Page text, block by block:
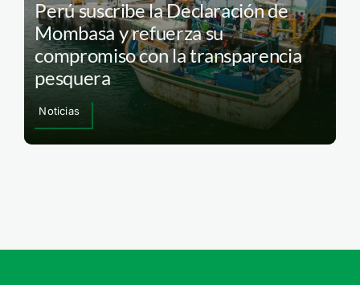
Perú suscribe la Declaración de
Mombasa y refuerza su
compromiso con la transparencia
pesquera
Noticias